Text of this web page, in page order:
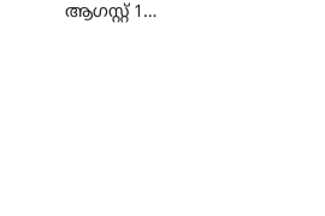
ആഗസ്റ്റ് 1…